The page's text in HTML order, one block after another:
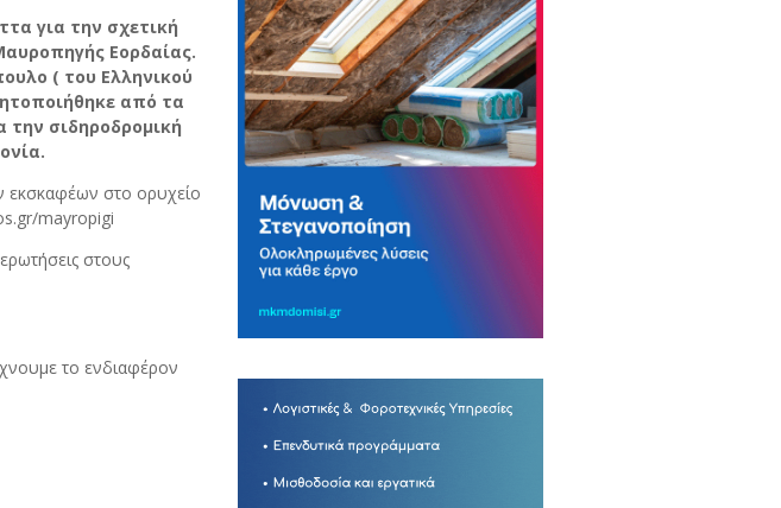
για την σχετική
Εορδαίας.
( του Ελληνικού
από τα
σιδηροδρομική
εκσκαφέων στο ορυχείο
mayropigi
στους
το ενδιαφέρον